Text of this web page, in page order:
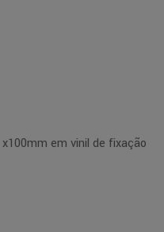
em vinil de fixação